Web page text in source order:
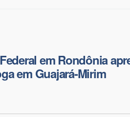
em Rondônia
em Guajará-Mirim